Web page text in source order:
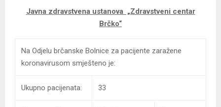
Javna zdravstvena ustanova „Zdravstveni centar
Brčko“
Na Odjelu brčanske Bolnice za pacijente zaražene
koronavirusom smješteno je:
Ukupno pacijenata: 33